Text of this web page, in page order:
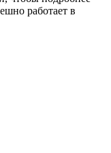
работает в